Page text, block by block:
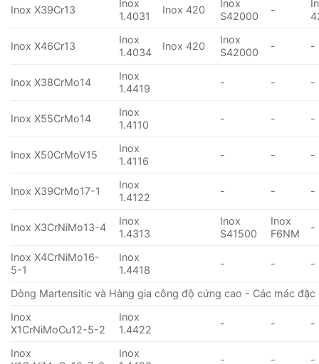
Inox X39Cr13
Inox
1.4031
Inox 420
Inox
S42000
-
Inox X46Cr13
Inox
1.4034
Inox 420
Inox
S42000
- -
Inox X38CrMo14
Inox
1.4419
- - -
Inox X55CrMo14
Inox
1.4110
- - -
Inox X50CrMoV15
Inox
1.4116
- - -
Inox X39CrMo17-1
Inox
1.4122
- - -
Inox X3CrNiMo13-4
Inox
1.4313
Inox
S41500
Inox
F6NM
-
Inox X4CrNiMo16-
5-1
Inox
1.4418
- - -
Dòng Martensitic và Hàng gia công độ cứng cao - Các mác đặc
Inox
X1CrNiMoCu12-5-2
Inox
1.4422
- - -
Inox
Inox
- - -